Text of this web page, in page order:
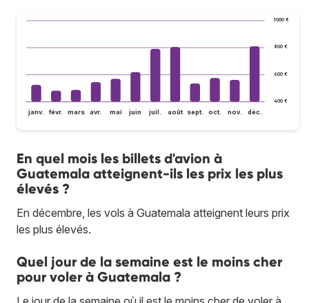
400 €
600 €
800 €
1 000 €
janv. févr. mars avr. mai juin juil. août sept. oct. nov. déc.
En quel mois les billets d'avion à
Guatemala atteignent-ils les prix les plus
élevés ?
En décembre, les vols à Guatemala atteignent leurs prix
les plus élevés.
Quel jour de la semaine est le moins cher
pour voler à Guatemala ?